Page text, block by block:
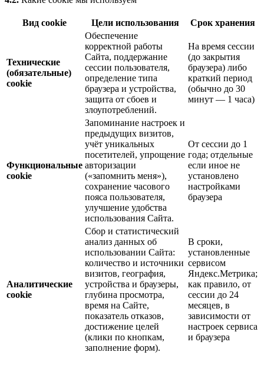
Вид cookie Цели использования Срок хранения
Технические
(обязательные)
cookie
Обеспечение
корректной работы
Сайта, поддержание
сессии пользователя,
определение типа
браузера и устройства,
защита от сбоев и
злоупотреблений.
На время сессии
(до закрытия
браузера) либо
краткий период
(обычно до 30
минут — 1 часа)
Функциональные
cookie
Запоминание настроек и
предыдущих визитов,
учёт уникальных
посетителей, упрощение
авторизации
(«запомнить меня»),
сохранение часового
пояса пользователя,
улучшение удобства
использования Сайта.
От сессии до 1
года; отдельные
если иное не
установлено
настройками
браузера
Аналитические
cookie
Сбор и статистический
анализ данных об
использовании Сайта:
количество и источники
визитов, география,
устройства и браузеры,
глубина просмотра,
время на Сайте,
показатель отказов,
достижение целей
(клики по кнопкам,
заполнение форм).
В сроки,
установленные
сервисом
Яндекс.Метрика;
как правило, от
сессии до 24
месяцев, в
зависимости от
настроек сервиса
и браузера